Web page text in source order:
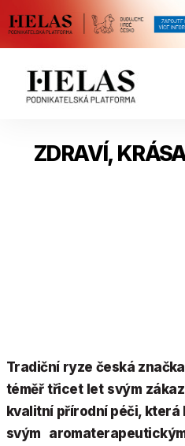
ZDRAVÍ,
Tradiční ryze česká
téměř třicet let svým
kvalitní přírodní péči, která
svým